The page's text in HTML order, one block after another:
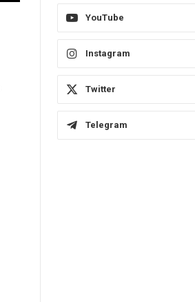
YouTube
Instagram
Twitter
Telegram